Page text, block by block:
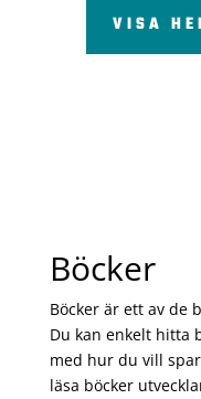
VISA
Böcker
Böcker är ett av de
Du kan enkelt hitta
med hur du vill
läsa böcker